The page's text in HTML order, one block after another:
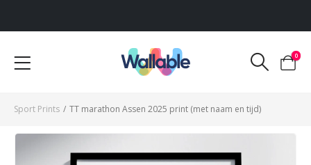
Voor 12:00 uur besteld, dezelfde werkdag verzonden
0
Sport Prints / TT marathon Assen 2025 print (met naam en tijd)